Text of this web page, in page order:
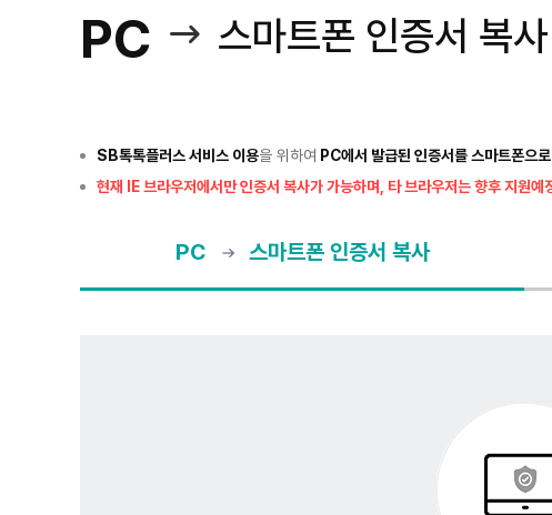
PC 스마트폰 인증서 복사
SB톡톡플러스 서비스 이용을 위하여 PC에서 발급된 인증서를 스마트폰으
현재 IE 브라우저에서만 인증서 복사가 가능하며, 타 브라우저는 향후 지원예
PC 스마트폰 인증서 복사